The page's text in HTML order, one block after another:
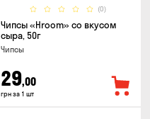
(0)
Чипсы «Hroom» со вкусом
сыра, 50г
Чипсы
29,00
грн за 1 шт